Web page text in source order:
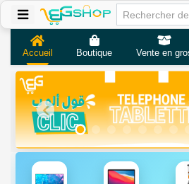
Accueil Boutique Vente en